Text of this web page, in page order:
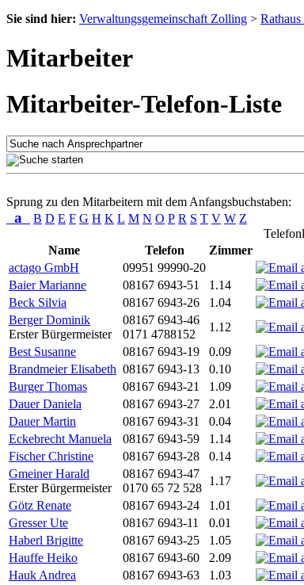
Sie sind hier: Verwaltungsgemeinschaft Zolling >
Mitarbeiter
Mitarbeiter-Telefon-Liste
Sprung zu den Mitarbeitern mit dem Anfangsbuchstaben:
a B D E F G H K L M N O P R S T V W Z
Name
Telefon Zimmer
actago GmbH
09951 99990-20
Baier Marianne
08167 6943-51 1.14
Beck Silvia
08167 6943-26 1.04
Berger Dominik
Erster Bürgermeister
08167 6943-46
0171 4788152
1.12
Best Susanne
08167 6943-19 0.09
Brandmeier Elisabeth 08167 6943-13 0.10
Burger Thomas
08167 6943-21 1.09
Dauer Daniela
08167 6943-27 2.01
Dauer Martin
08167 6943-31 0.04
Eckebrecht Manuela
08167 6943-59 1.14
Fischer Christine
08167 6943-28 0.14
Gmeiner Harald
Erster Bürgermeister
08167 6943-47
0170 65 72 528
1.17
Götz Renate
08167 6943-24 1.01
Gresser Ute
08167 6943-11 0.01
Haberl Brigitte
08167 6943-25 1.05
Hauffe Heiko
08167 6943-60 2.09
Hauk Andrea
08167 6943-63 1.03